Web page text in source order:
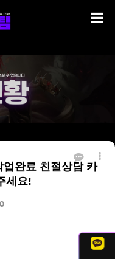
완료 친절상담 카
세요!
0